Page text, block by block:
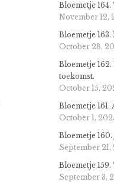
Bloemetje 164.
November 12,
Bloemetje
October 28,
Bloemetje
toekomst.
October 15,
Bloemetje 161.
October 1,
Bloemetje
September 21,
Bloemetje 159.
September 3,